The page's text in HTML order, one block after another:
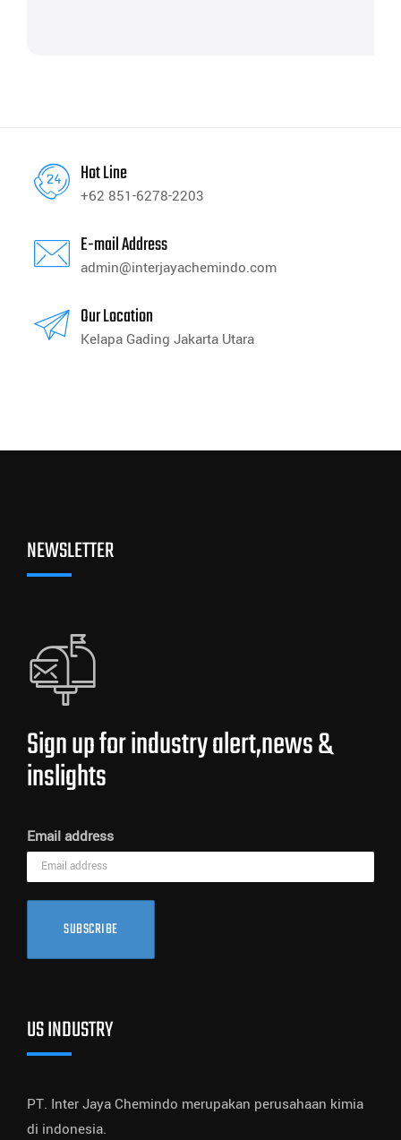
Hot Line
+62 851-6278-2203
E-mail Address
admin@interjayachemindo.com
Our Location
Kelapa Gading Jakarta Utara
NEWSLETTER
Sign up for industry alert,news &
inslights
Email address
SUBSCRIBE
US INDUSTRY
PT. Inter Jaya Chemindo merupakan perusahaan kimia
di indonesia.